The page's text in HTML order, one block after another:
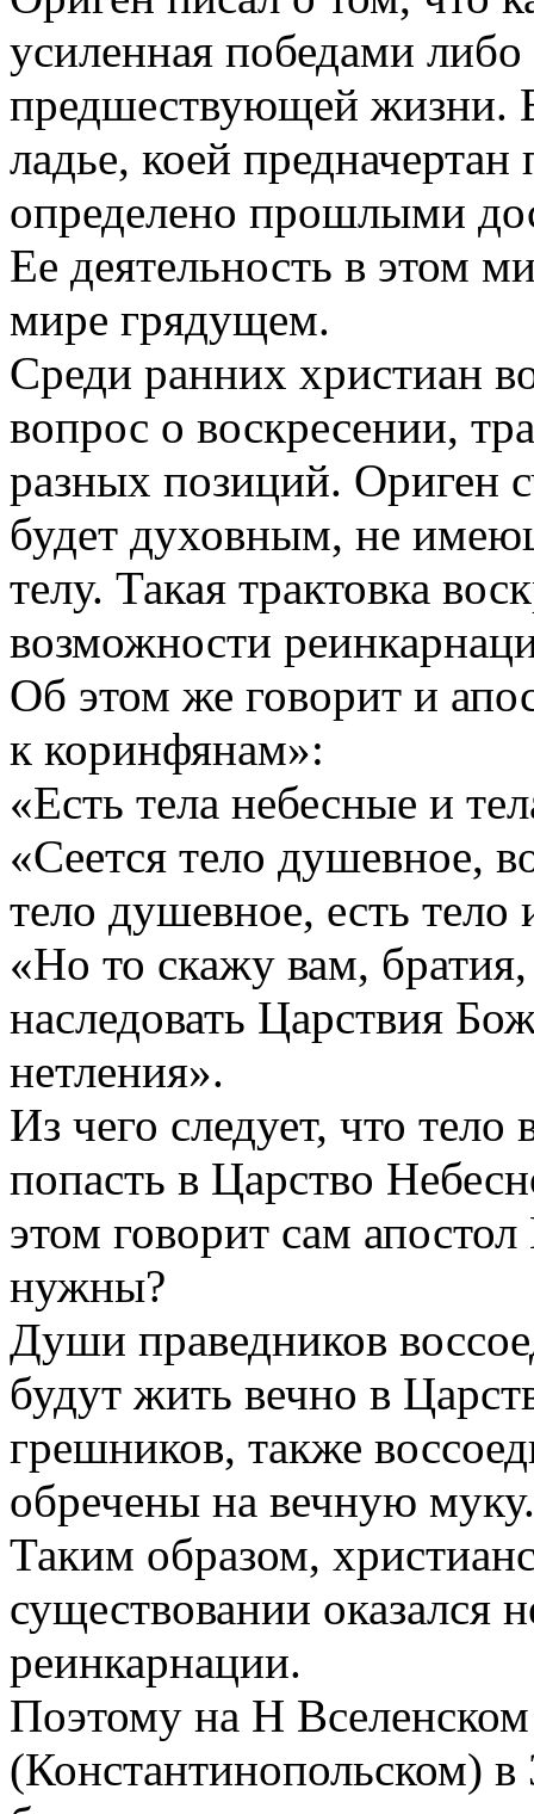
усиленная победами
предшествующей жизни.
ладье, коей
определено прошлыми
Ее деятельность в этом
мире грядущем.
Среди ранних христиан
вопрос о воскресении,
разных позиций. Ориген
будет духовным, не
телу. Такая трактовка
возможности
Об этом же говорит и
к коринфянам»:
«Есть тела небесные и
«Сеется тело душевное,
тело душевное, есть тело
«Но то скажу вам,
наследовать Царствия
нетления».
Из чего следует, что
попасть в Царство
этом говорит сам
нужны?
Души праведников
будут жить вечно в
грешников, также
обречены на вечную муку.
Таким образом,
существовании оказался
реинкарнации.
Поэтому на Н
(Константинопольском)